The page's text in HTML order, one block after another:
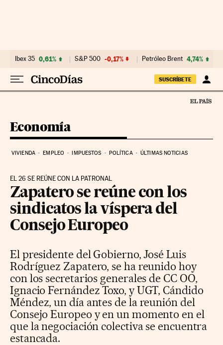
Ibex 35 0,61% S&P 500 -0,17% Petróleo Brent 4,74%
SUSCRÍBETE
Economía
VIVIENDA EMPLEO IMPUESTOS POLÍTICA ÚLTIMAS NOTICIAS
EL 26 SE REÚNE CON LA PATRONAL
Zapatero se reúne con los
sindicatos la víspera del
Consejo Europeo
El presidente del Gobierno, José Luis
Rodríguez Zapatero, se ha reunido hoy
con los secretarios generales de CC OO,
Ignacio Fernández Toxo, y UGT, Cándido
Méndez, un día antes de la reunión del
Consejo Europeo y en un momento en el
que la negociación colectiva se encuentra
estancada.